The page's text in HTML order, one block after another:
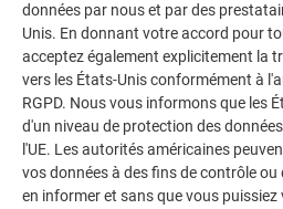
UNE ARCHITECTURE TOUT
Les fenêtres soulignent la
hautes baies verticales animent le
données par nous et par des
Unis. En donnant votre accord pour
acceptez également explicitement la
vers les États-Unis conformément à
RGPD. Nous vous informons que les
d'un niveau de protection des
l'UE. Les autorités américaines
vos données à des fins de contrôle
en informer et sans que vous puissiez